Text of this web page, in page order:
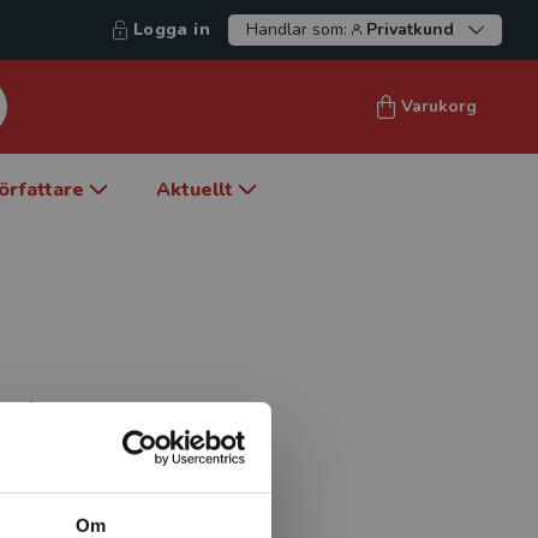
Om
Logga in Handlar som: Privatkund
Varukorg
Aktuellt
of Management, Politics
She obtained her Ph.D.
She has worked at the
at the Royal Institute
at SCANCOR,